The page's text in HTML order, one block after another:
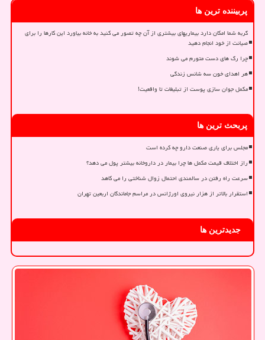
پربیننده ترین ها
گربه شما امکان دارد بیماریهای بیشتری از آن چه تصور می کنید به خانه بیاورد این کارها را برای
صیانت از خود انجام دهید
چرا رگ های دست متورم می شوند
هر اهدای خون سه شانس زندگی
مکمل جوان سازی پوست از تبلیغات تا واقعیت!
پربحث ترین ها
مجلس برای یاری صنعت دارو چه کرده است
راز اختلاف قیمت مکمل ها چرا بیمار در داروخانه بیشتر پول می دهد؟
سرعت راه رفتن در سالمندی احتمال زوال شناختی را می کاهد
استقرار بالاتر از هزار نیروی اورژانس در مراسم جاماندگان اربعین تهران
جدیدترین ها